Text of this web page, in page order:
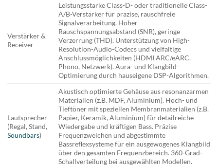
Verstärker &
Receiver
Leistungsstarke Class-D- oder traditionelle Class-
A/B-Verstärker für präzise, rauschfreie
Signalverarbeitung. Hoher
Rauschspannungsabstand (SNR), geringe
Verzerrung (THD). Unterstützung von High-
Resolution-Audio-Codecs und vielfältige
Anschlussmöglichkeiten (HDMI ARC/eARC,
Phono, Netzwerk). Aura- und Klangbild-
Optimierung durch hauseigene DSP-Algorithmen.
Lautsprecher
(Regal, Stand,
Soundbars)
Akustisch optimierte Gehäuse aus resonanzarmen
Materialien (z.B. MDF, Aluminium). Hoch- und
Tieftöner mit speziellen Membranmaterialien (z.B.
Papier, Keramik, Aluminium) für detailreiche
Wiedergabe und kräftigen Bass. Präzise
Frequenzweichen und abgestimmte
Bassreflexsysteme für ein ausgewogenes Klangbild
über den gesamten Frequenzbereich. 360-Grad-
Schallverteilung bei ausgewählten Modellen.